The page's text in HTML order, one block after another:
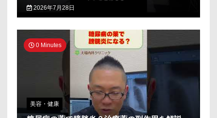
2026年7月28日
0 Minutes
美容・健康